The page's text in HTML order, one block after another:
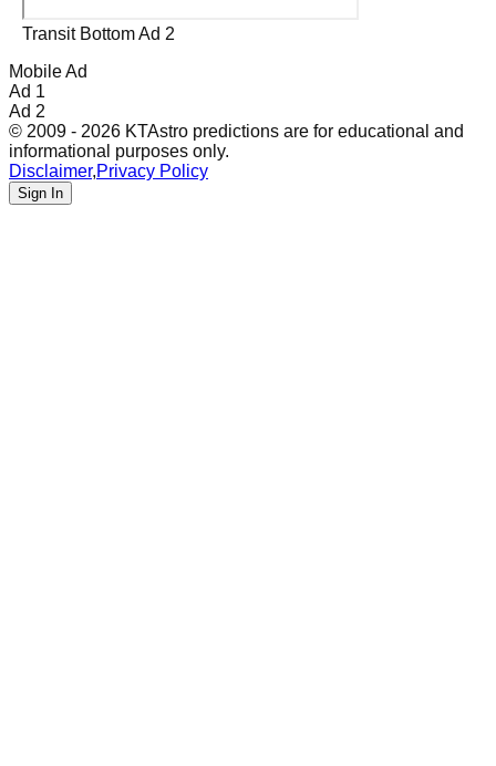
Transit Bottom Ad 2
Mobile Ad
Ad 1
Ad 2
© 2009 - 2026 KTAstro predictions are for educational and
informational purposes only.
Disclaimer,Privacy Policy
Sign In